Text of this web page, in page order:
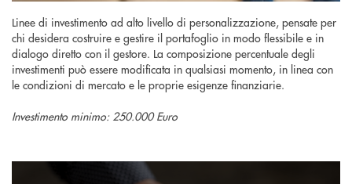
Linee di investimento ad alto livello di personalizzazione, pensate per
chi desidera costruire e gestire il portafoglio in modo flessibile e in
dialogo diretto con il gestore. La composizione percentuale degli
investimenti può essere modificata in qualsiasi momento, in linea con
le condizioni di mercato e le proprie esigenze finanziarie.
Investimento minimo: 250.000 Euro